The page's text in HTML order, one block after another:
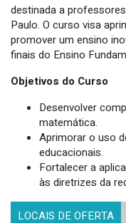
destinada a
Paulo. O curso visa
promover um ensino
finais do Ensino
Objetivos do Curso
Desenvolver
matemática.
Aprimorar o uso
educacionais.
Fortalecer a
às diretrizes da
LOCAIS DE OFERTA